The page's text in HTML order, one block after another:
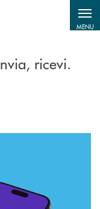
MENU
ricevi.